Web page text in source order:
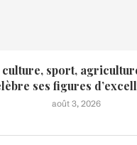
culture, sport,
ses figures
août 3, 2026